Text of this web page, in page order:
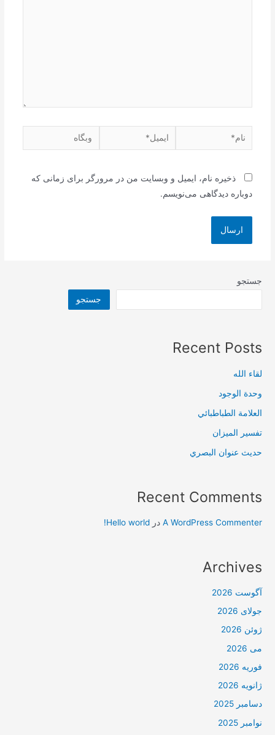
نام* ایمیل* وبگاه
ذخیره نام، ایمیل و وبسایت من در مرورگر برای زمانی که
دوباره دیدگاهی می‌نویسم.
جستجو
جستجو
Recent Posts
لقاء الله
وحدة الوجود
العلامة الطباطبائي
تفسير الميزان
حديث عنوان البصري
Recent Comments
A WordPress Commenter درHello world!
Archives
آگوست 2026
جولای 2026
ژوئن 2026
می 2026
فوریه 2026
ژانویه 2026
دسامبر 2025
نوامبر 2025